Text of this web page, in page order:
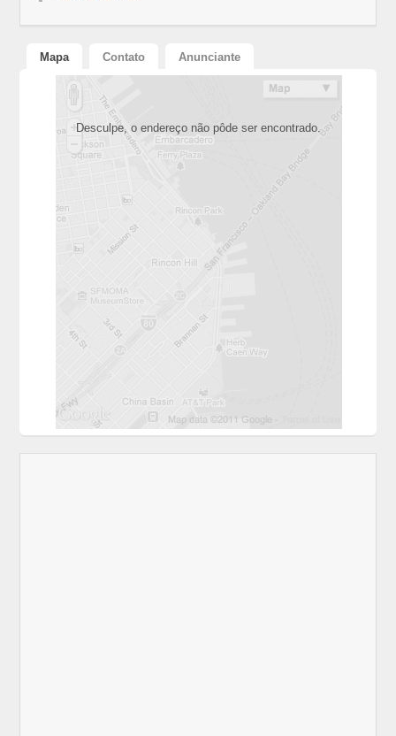
Mapa Contato Anunciante
Desculpe, o endereço não pôde ser encontrado.